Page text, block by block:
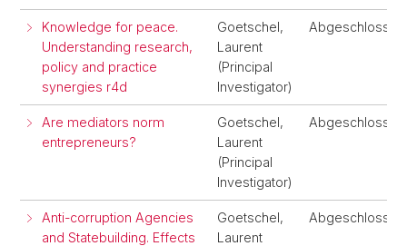
Knowledge for peace.
Understanding research,
policy and practice
synergies r4d
Goetschel,
Laurent
(Principal
Investigator)
Abgeschlossen
Are mediators norm
entrepreneurs?
Goetschel,
Laurent
(Principal
Investigator)
Abgeschlossen
Anti-corruption Agencies
and Statebuilding. Effects
Goetschel,
Laurent
Abgeschlossen